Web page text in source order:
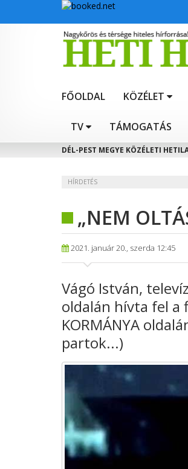
FŐOLDAL KÖZÉLET
TV TÁMOGATÁS
DÉL-PEST MEGYE KÖZÉLETI
HÍRDETÉS
„NEM
2021. január 20., szerda 12:45
Vágó István,
oldalán hívta fel a
KORMÁNYA
partok...)